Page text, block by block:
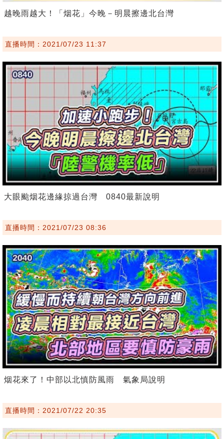
越晚雨越大！「烟花」今晚－明晨擦邊北台灣
直播時間：2021/07/23 11:37
大眼颱烟花邊緣掠過台灣 0840最新說明
直播時間：2021/07/23 08:36
烟花來了！中部以北慎防風雨 氣象局說明
直播時間：2021/07/22 20:35